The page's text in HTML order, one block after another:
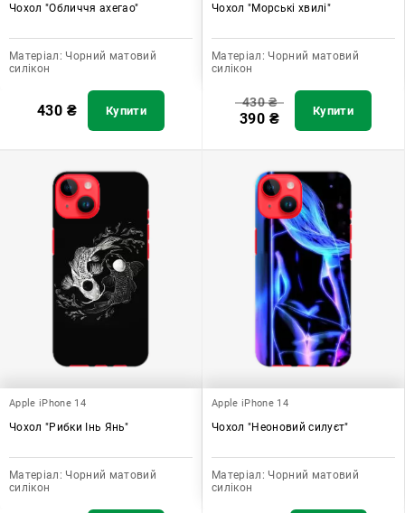
Чохол "Обличчя ахегао"
Матеріал: Чорний матовий
силікон
430 ₴ Купити
Чохол "Морські хвилі"
Матеріал: Чорний матовий
силікон
430₴
390 ₴ Купити
Apple iPhone 14
Чохол "Рибки Інь Янь"
Матеріал: Чорний матовий
силікон
Apple iPhone 14
Чохол "Неоновий силуєт"
Матеріал: Чорний матовий
силікон